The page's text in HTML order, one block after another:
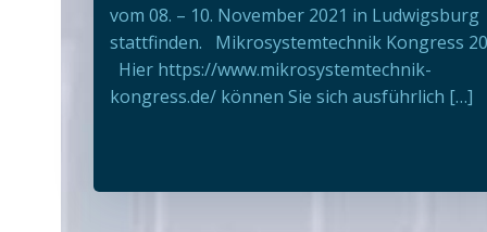
vom 08. – 10. November 2021 in Ludwigsburg
stattfinden. Mikrosystemtechnik Kongress
Hier https://www.mikrosystemtechnik-
kongress.de/ können Sie sich ausführlich […]